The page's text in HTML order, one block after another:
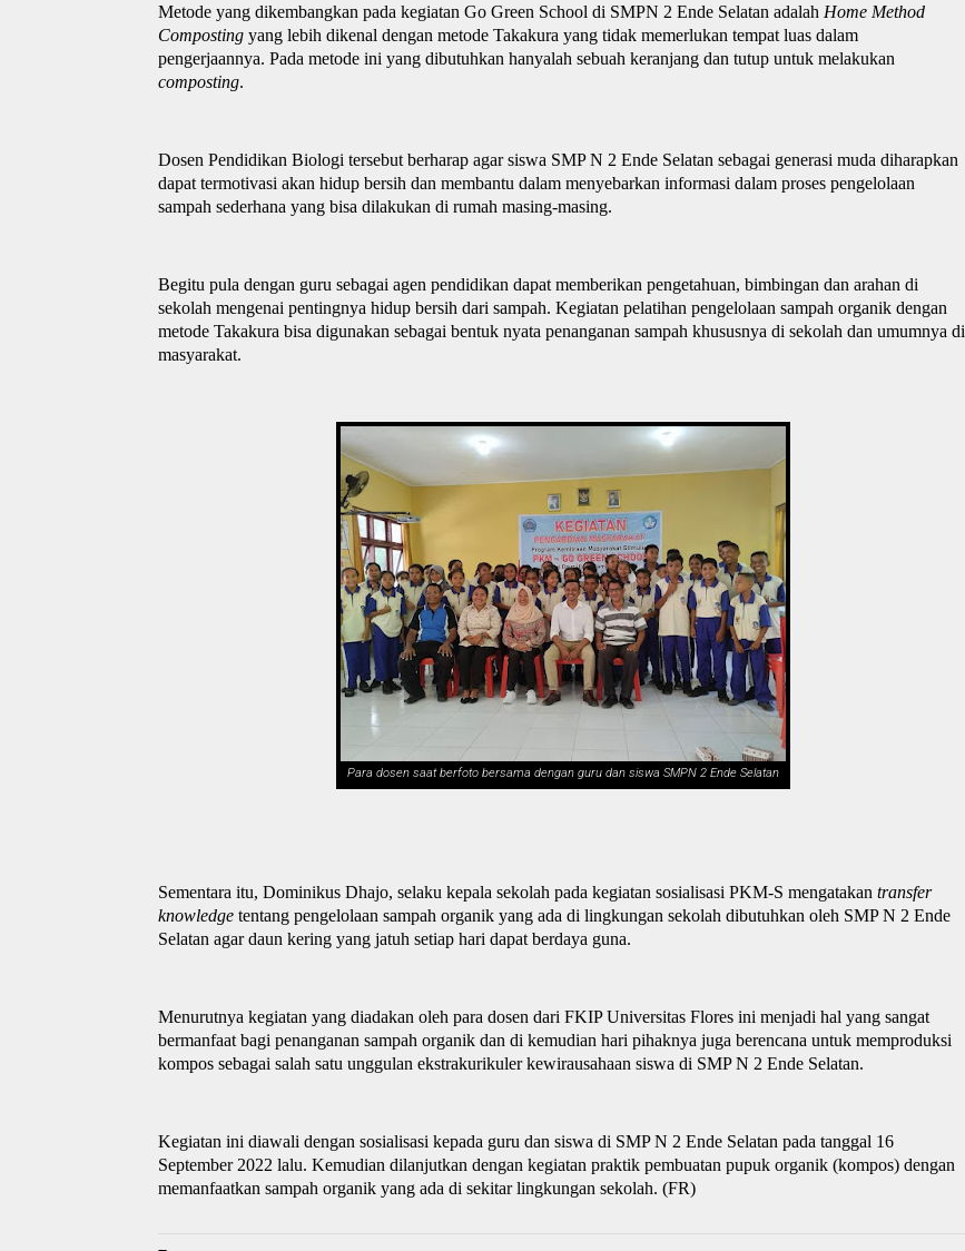
Metode yang dikembangkan pada kegiatan Go Green School di SMPN 2 Ende Selatan adalah Home Method
Composting yang lebih dikenal dengan metode Takakura yang tidak memerlukan tempat luas dalam
pengerjaannya. Pada metode ini yang dibutuhkan hanyalah sebuah keranjang dan tutup untuk melakukan
composting.
Dosen Pendidikan Biologi tersebut berharap agar siswa SMP N 2 Ende Selatan sebagai generasi muda diharapkan
dapat termotivasi akan hidup bersih dan membantu dalam menyebarkan informasi dalam proses pengelolaan
sampah sederhana yang bisa dilakukan di rumah masing-masing.
Begitu pula dengan guru sebagai agen pendidikan dapat memberikan pengetahuan, bimbingan dan arahan di
sekolah mengenai pentingnya hidup bersih dari sampah. Kegiatan pelatihan pengelolaan sampah organik dengan
metode Takakura bisa digunakan sebagai bentuk nyata penanganan sampah khususnya di sekolah dan umumnya di
masyarakat.
Para dosen saat berfoto bersama dengan guru dan siswa SMPN 2 Ende Selatan
Sementara itu, Dominikus Dhajo, selaku kepala sekolah pada kegiatan sosialisasi PKM-S mengatakan transfer
knowledge tentang pengelolaan sampah organik yang ada di lingkungan sekolah dibutuhkan oleh SMPN 2 Ende
Selatan agar daun kering yang jatuh setiap hari dapat berdaya guna.
Menurutnya kegiatan yang diadakan oleh para dosen dari FKIP Universitas Flores ini menjadi hal yang sangat
bermanfaat bagi penanganan sampah organik dan di kemudian hari pihaknya juga berencana untuk memproduksi
kompos sebagai salah satu unggulan ekstrakurikuler kewirausahaan siswa di SMP N 2 Ende Selatan.
Kegiatan ini diawali dengan sosialisasi kepada guru dan siswa di SMPN 2 Ende Selatan pada tanggal 16
September 2022 lalu. Kemudian dilanjutkan dengan kegiatan praktik pembuatan pupuk organik (kompos) dengan
memanfaatkan sampah organik yang ada di sekitar lingkungan sekolah. (FR)